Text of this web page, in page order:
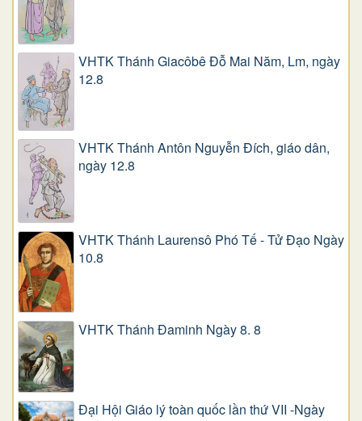
VHTK Thánh Giacôbê Ðỗ Mai Năm, Lm, ngày
12.8
VHTK Thánh Antôn Nguyễn Ðích, giáo dân,
ngày 12.8
VHTK Thánh Laurensô Phó Tế - Tử Đạo Ngày
10.8
VHTK Thánh Đaminh Ngày 8. 8
Đại Hội Giáo lý toàn quốc lần thứ VII -Ngày